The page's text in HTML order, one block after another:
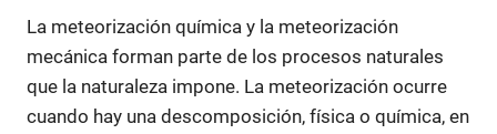
la
vida
diaria
La meteorización química y la meteorización
mecánica forman parte de los procesos naturales
que la naturaleza impone. La meteorización ocurre
cuando hay una descomposición, física o química, en